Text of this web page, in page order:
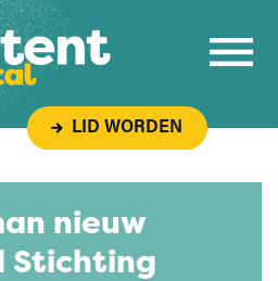
LID WORDEN
nieuw
Stichting